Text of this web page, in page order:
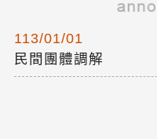
113/01/01
民間團體調解